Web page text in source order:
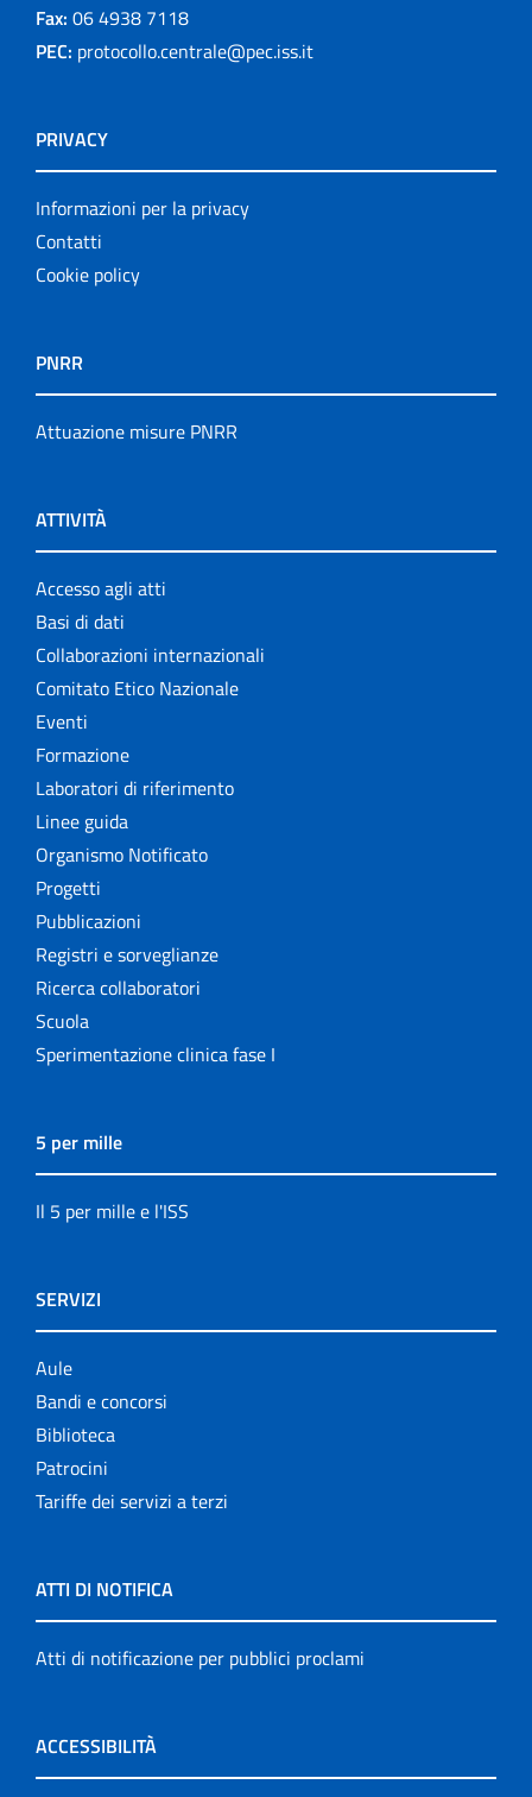
Fax: 06 4938 7118
PEC: protocollo.centrale@pec.iss.it
PRIVACY
Informazioni per la privacy
Contatti
Cookie policy
PNRR
Attuazione misure PNRR
ATTIVITÀ
Accesso agli atti
Basi di dati
Collaborazioni internazionali
Comitato Etico Nazionale
Eventi
Formazione
Laboratori di riferimento
Linee guida
Organismo Notificato
Progetti
Pubblicazioni
Registri e sorveglianze
Ricerca collaboratori
Scuola
Sperimentazione clinica fase I
5 per mille
Il 5 per mille e l'ISS
SERVIZI
Aule
Bandi e concorsi
Biblioteca
Patrocini
Tariffe dei servizi a terzi
ATTI DI NOTIFICA
Atti di notificazione per pubblici proclami
ACCESSIBILITÀ